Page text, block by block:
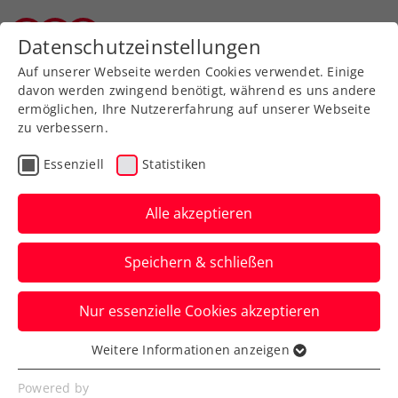
Verbands-Info
Sei live dabei: Mit
simpliTV die Erste Bank
Open gratis streamen!
Verfasst von: , 25.10.2023
Datenschutzeinstellungen
Auf unserer Webseite werden Cookies verwendet. Einige
davon werden zwingend benötigt, während es uns andere
ermöglichen, Ihre Nutzererfahrung auf unserer Webseite
zu verbessern.
Essenziell Statistiken
Alle akzeptieren
Speichern & schließen
Nur essenzielle Cookies akzeptieren
Essenziell
Essenzielle Cookies werden für grundlegende
Weitere Informationen anzeigen
Powered by